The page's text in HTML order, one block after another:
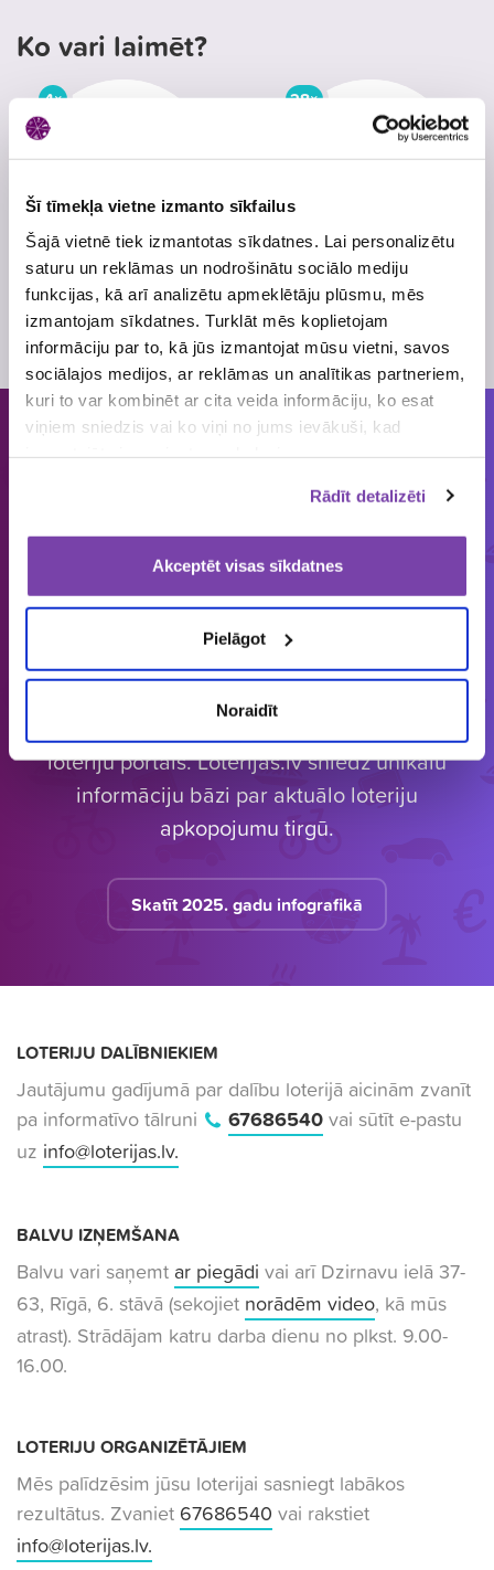
Šī tīmekļa vietne izmanto sīkfailus
Šajā vietnē tiek izmantotas sīkdatnes. Lai personalizētu
saturu un reklāmas un nodrošinātu sociālo mediju
funkcijas, kā arī analizētu apmeklētāju plūsmu, mēs
izmantojam sīkdatnes. Turklāt mēs koplietojam
informāciju par to, kā jūs izmantojat mūsu vietni, savos
sociālajos medijos, ar reklāmas un analītikas partneriem,
kuri to var kombinēt ar cita veida informāciju, ko esat
viņiem sniedzis vai ko viņi no jums ievākuši, kad
Rādīt detalizēti
Akceptēt visas sīkdatnes
Pielāgot
Noraidīt
Ko vari laimēt?
4×
Dāvanu kartes
elektrības rēķinu
apmaksai 500€
vērtībā
28×
Konfektes SAULĖ, 7
kg
Cilvēkiem patīk piedalīties loterijās
un mums tās organizēt!
1857
loterijas
149 581
laimētājus
4 542 084
vērtas balvas
loteriju portāls. Loterijas.lv sniedz unikālu
informāciju bāzi par aktuālo loteriju
apkopojumu tirgū.
Skatīt 2025. gadu infografikā
LOTERIJU DALĪBNIEKIEM
Jautājumu gadījumā par dalību loterijā aicinām zvanīt
pa informatīvo tālruni
67686540vai sūtīt e-pastu
uz info@loterijas.lv.
BALVU IZŅEMŠANA
Balvu vari saņemt ar piegādi vai arī Dzirnavu ielā 37-
63, Rīgā, 6. stāvā (sekojiet norādēm video, kā mūs
atrast). Strādājam katru darba dienu no plkst. 9.00-
16.00.
LOTERIJU ORGANIZĒTĀJIEM
Mēs palīdzēsim jūsu loterijai sasniegt labākos
rezultātus. Zvaniet 67686540 vai rakstiet
info@loterijas.lv.